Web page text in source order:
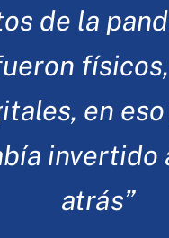
de la
en eso
invertido
atrás”